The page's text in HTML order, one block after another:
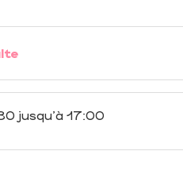
jusqu'à 17:00